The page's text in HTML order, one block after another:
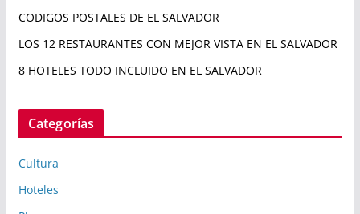
CODIGOS POSTALES DE EL SALVADOR
LOS 12 RESTAURANTES CON MEJOR VISTA EN EL SALVADOR
8 HOTELES TODO INCLUIDO EN EL SALVADOR
Categorías
Cultura
Hoteles